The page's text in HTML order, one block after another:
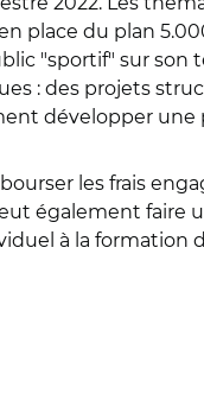
place du plan
"sportif" sur
: des projets
développer
les frais
également
à la formation